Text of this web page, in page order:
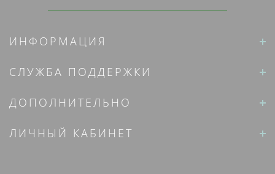
ИНФОРМАЦИЯ
СЛУЖБА ПОДДЕРЖКИ
ДОПОЛНИТЕЛЬНО
ЛИЧНЫЙ КАБИНЕТ